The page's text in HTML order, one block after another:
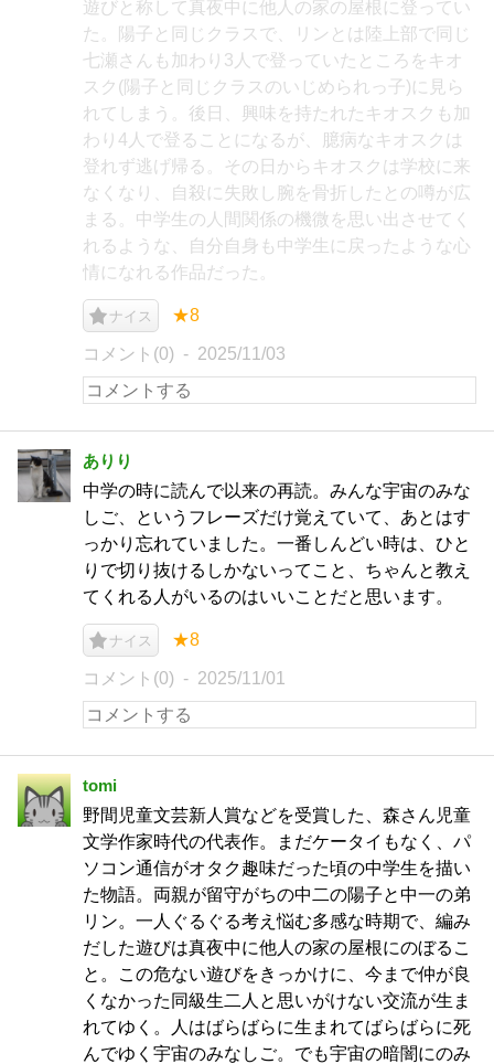
遊びと称して真夜中に他人の家の屋根に登ってい
た。陽子と同じクラスで、リンとは陸上部で同じ
七瀬さんも加わり3人で登っていたところをキオ
スク(陽子と同じクラスのいじめられっ子)に見ら
れてしまう。後日、興味を持たれたキオスクも加
わり4人で登ることになるが、臆病なキオスクは
登れず逃げ帰る。その日からキオスクは学校に来
なくなり、自殺に失敗し腕を骨折したとの噂が広
まる。中学生の人間関係の機微を思い出させてく
れるような、自分自身も中学生に戻ったような心
情になれる作品だった。
ナイス ★8
コメント(0) 2025/11/03
ありり
中学の時に読んで以来の再読。みんな宇宙のみな
しご、というフレーズだけ覚えていて、あとはす
っかり忘れていました。一番しんどい時は、ひと
りで切り抜けるしかないってこと、ちゃんと教え
てくれる人がいるのはいいことだと思います。
ナイス ★8
コメント(0) 2025/11/01
tomi
野間児童文芸新人賞などを受賞した、森さん児童
文学作家時代の代表作。まだケータイもなく、パ
ソコン通信がオタク趣味だった頃の中学生を描い
た物語。両親が留守がちの中二の陽子と中一の弟
リン。一人ぐるぐる考え悩む多感な時期で、編み
だした遊びは真夜中に他人の家の屋根にのぼるこ
と。この危ない遊びをきっかけに、今まで仲が良
くなかった同級生二人と思いがけない交流が生ま
れてゆく。人はばらばらに生まれてばらばらに死
んでゆく宇宙のみなしご。でも宇宙の暗闇にのみ